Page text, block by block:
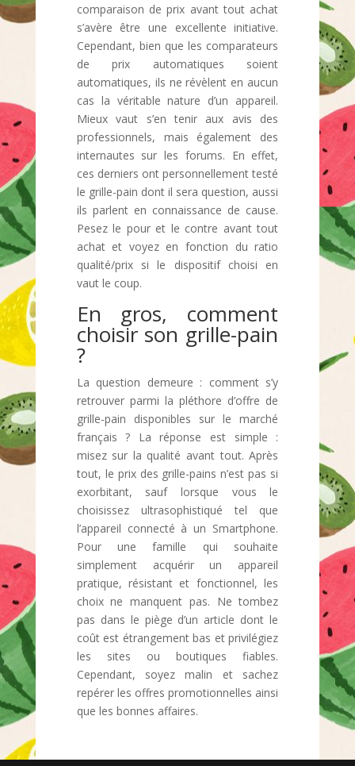
comparaison de prix avant tout achat
s’avère être une excellente initiative.
Cependant, bien que les comparateurs
de prix automatiques soient
automatiques, ils ne révèlent en aucun
cas la véritable nature d’un appareil.
Mieux vaut s’en tenir aux avis des
professionnels, mais également des
internautes sur les forums. En effet,
ces derniers ont personnellement testé
le grille-pain dont il sera question, aussi
ils parlent en connaissance de cause.
Pesez le pour et le contre avant tout
achat et voyez en fonction du ratio
qualité/prix si le dispositif choisi en
vaut le coup.
En gros, comment
choisir son grille-pain
?
La question demeure : comment s’y
retrouver parmi la pléthore d’offre de
grille-pain disponibles sur le marché
français ? La réponse est simple :
misez sur la qualité avant tout. Après
tout, le prix des grille-pains n’est pas si
exorbitant, sauf lorsque vous le
choisissez ultrasophistiqué tel que
l’appareil connecté à un Smartphone.
Pour une famille qui souhaite
simplement acquérir un appareil
pratique, résistant et fonctionnel, les
choix ne manquent pas. Ne tombez
pas dans le piège d’un article dont le
coût est étrangement bas et privilégiez
les sites ou boutiques fiables.
Cependant, soyez malin et sachez
repérer les offres promotionnelles ainsi
que les bonnes affaires.